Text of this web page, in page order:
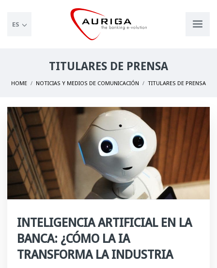
ES
TITULARES DE PRENSA
HOME NOTICIAS Y MEDIOS DE COMUNICACIÓN TITULARES DE PRENSA
INTELIGENCIA ARTIFICIAL EN LA
BANCA: ¿CÓMO LA IA
TRANSFORMA LA INDUSTRIA